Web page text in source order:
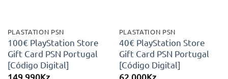
PLASTATION PSN
100€ PlayStation Store
Gift Card PSN Portugal
[Código Digital]
149.990Kz
PLASTATION PSN
40€ PlayStation Store
Gift Card PSN Portugal
[Código Digital]
62.000Kz